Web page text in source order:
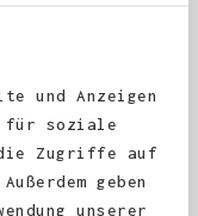
und Anzeigen
für soziale
die Zugriffe auf
geben
unserer
🫶